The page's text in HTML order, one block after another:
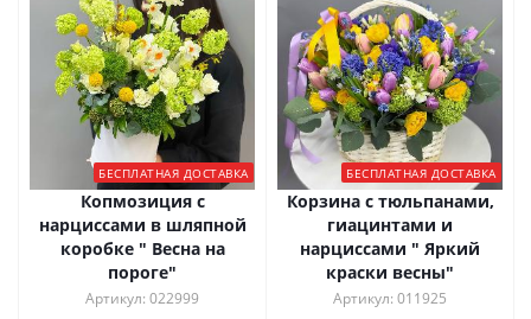
БЕСПЛАТНАЯ ДОСТАВКА
Копмозиция с
нарциссами в шляпной
коробке " Весна на
пороге"
Артикул: 022999
БЕСПЛАТНАЯ ДОСТАВКА
Корзина с тюльпанами,
гиацинтами и
нарциссами " Яркий
краски весны"
Артикул: 011925